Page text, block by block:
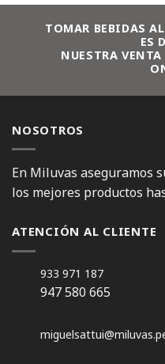
TOMAR BEBIDAS
ES
NUESTRA
NOSOTROS
En Miluvas aseguramos
los mejores productos
ATENCIÓN AL CLIENTE
933 971 187
947 580 665